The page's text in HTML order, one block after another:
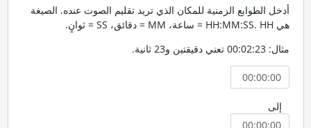
أدخل الطوابع الزمنية للمكان الذي تريد تقليم الصوت عنده. الصيغة
هي HH:MM:SS. HH = ساعة، MM = دقائق، SS = ثوانٍ.
مثال: 00:02:23 تعني دقيقتين و23 ثانية.
إلى